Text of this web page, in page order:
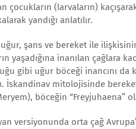
çocukların (larvaların)
yandığı anlatılır.
şans ve bereket ile
yaşadığına inanılan çağlara
gibi uğur böceği inancını da
İskandinav mitolojisinde bereket
böceğin “Freyjuhaena”
versiyonunda orta çağ